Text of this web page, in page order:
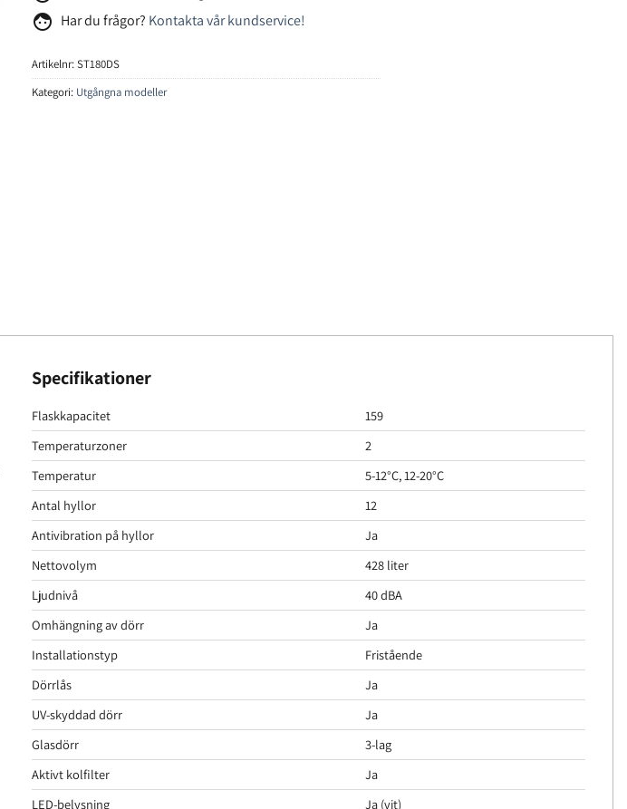
face Har du frågor? Kontakta vår kundservice!
Artikelnr:ST180DS
Kategori: Utgångna modeller
Specifikationer
Flaskkapacitet
159
Temperaturzoner
2
Temperatur
5-12°C, 12-20°C
Antal hyllor
12
Antivibration på hyllor
Ja
Nettovolym
428 liter
Ljudnivå
40 dBA
Omhängning av dörr
Ja
Installationstyp
Fristående
Dörrlås
Ja
UV-skyddad dörr
Ja
Glasdörr
3-lag
Aktivt kolfilter
Ja
LED-belysning
Ja (vit)